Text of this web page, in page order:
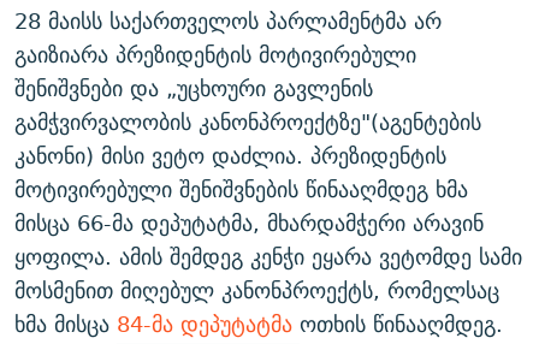
28 მაისს საქართველოს პარლამენტმა არ
გაიზიარა პრეზიდენტის მოტივირებული
შენიშვნები და „უცხოური გავლენის
გამჭვირვალობის კანონპროექტზე"(აგენტების
კანონი) მისი ვეტო დაძლია. პრეზიდენტის
მოტივირებული შენიშვნების წინააღმდეგ ხმა
მისცა 66-მა დეპუტატმა, მხარდამჭერი არავინ
ყოფილა. ამის შემდეგ კენჭი ეყარა ვეტომდე სამი
მოსმენით მიღებულ კანონპროექტს, რომელსაც
ხმა მისცა 84-მა დეპუტატმაოთხის წინააღმდეგ.